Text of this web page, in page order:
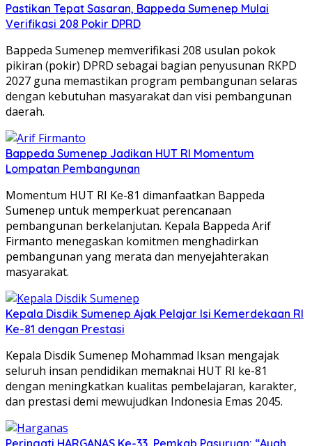
Pastikan Tepat Sasaran, Bappeda Sumenep Mulai
Verifikasi 208 Pokir DPRD
Bappeda Sumenep memverifikasi 208 usulan pokok
pikiran (pokir) DPRD sebagai bagian penyusunan RKPD
2027 guna memastikan program pembangunan selaras
dengan kebutuhan masyarakat dan visi pembangunan
daerah.
Bappeda Sumenep Jadikan HUT RI Momentum
Lompatan Pembangunan
Momentum HUT RI Ke-81 dimanfaatkan Bappeda
Sumenep untuk memperkuat perencanaan
pembangunan berkelanjutan. Kepala Bappeda Arif
Firmanto menegaskan komitmen menghadirkan
pembangunan yang merata dan menyejahterakan
masyarakat.
Kepala Disdik Sumenep Ajak Pelajar Isi Kemerdekaan RI
Ke-81 dengan Prestasi
Kepala Disdik Sumenep Mohammad Iksan mengajak
seluruh insan pendidikan memaknai HUT RI ke-81
dengan meningkatkan kualitas pembelajaran, karakter,
dan prestasi demi mewujudkan Indonesia Emas 2045.
Peringati HARGANAS Ke-33, Pemkab Pasuruan; “Ayah